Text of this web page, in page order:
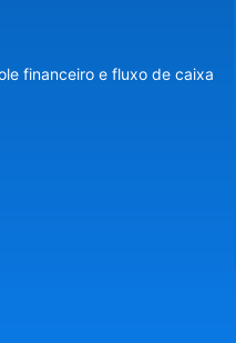
financeiro e fluxo de caixa